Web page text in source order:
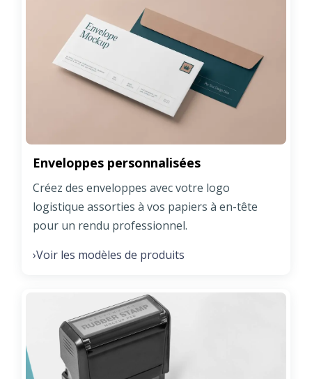
Enveloppes personnalisées
Créez des enveloppes avec votre logo
logistique assorties à vos papiers à en-tête
pour un rendu professionnel.
›Voir les modèles de produits